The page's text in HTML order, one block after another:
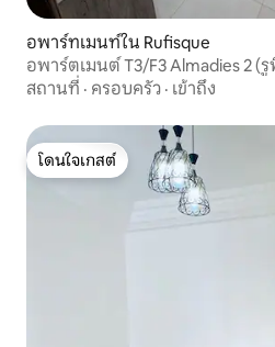
อพาร์ทเมนท์ใน Rufisque
อพาร์ตเมนต์ T3/F3 Almadies 2 (
สถานที่ · ครอบครัว · เข้าถึง
โดนใจเกสต์
โดนใจเกสต์